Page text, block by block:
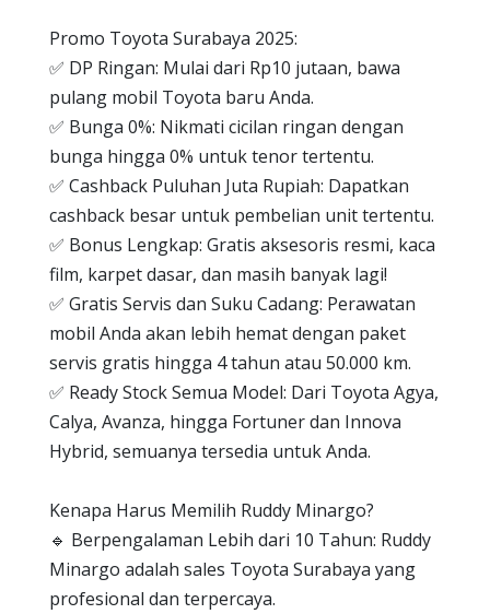
Promo Toyota Surabaya 2025:
✅ DP Ringan: Mulai dari Rp10 jutaan, bawa
pulang mobil Toyota baru Anda.
✅ Bunga 0%: Nikmati cicilan ringan dengan
bunga hingga 0% untuk tenor tertentu.
✅ Cashback Puluhan Juta Rupiah: Dapatkan
cashback besar untuk pembelian unit tertentu.
✅ Bonus Lengkap: Gratis aksesoris resmi, kaca
film, karpet dasar, dan masih banyak lagi!
✅ Gratis Servis dan Suku Cadang: Perawatan
mobil Anda akan lebih hemat dengan paket
servis gratis hingga 4 tahun atau 50.000 km.
✅ Ready Stock Semua Model: Dari Toyota Agya,
Calya, Avanza, hingga Fortuner dan Innova
Hybrid, semuanya tersedia untuk Anda.
Kenapa Harus Memilih Ruddy Minargo?
🔹 Berpengalaman Lebih dari 10 Tahun: Ruddy
Minargo adalah sales Toyota Surabaya yang
profesional dan terpercaya.